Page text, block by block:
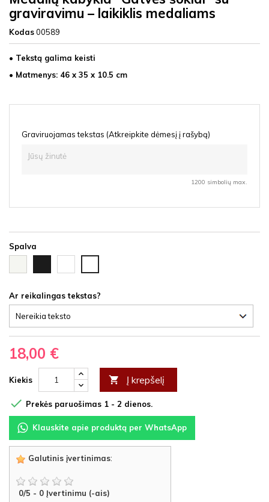
graviravimu – laikiklis medaliams
Kodas00589
• Tekstą galima keisti
• Matmenys: 46 x 35 x 10.5 cm
Graviruojamas tekstas (Atkreipkite dėmesį į rašybą)
1200 simbolių max.
Spalva
HDF
HDF
latte
HDF
Ar reikalingas tekstas?
18,00 €
Kiekis  Į krepšelį
 Prekės paruošimas 1 - 2 dienos.
Klauskite apie produktą per WhatsApp
Galutinis įvertinimas:
0/5 - 0 Įvertinimu (-ais)